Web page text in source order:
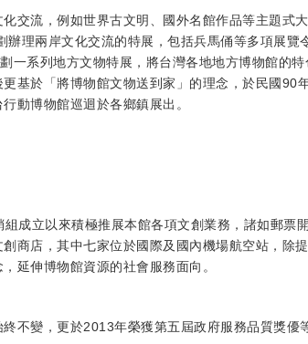
交流，例如世界古文明、國外名館作品等主題式
理兩岸文化交流的特展，包括兵馬俑等多項展
系列地方文物特展，將台灣各地地方博物館的
基於「將博物館文物送到家」的理念，於民國
動博物館巡迴於各鄉鎮展出。
成立以來積極推展本館各項文創業務，諸如郵票
商店，其中七家位於國際及國內機場航空站，除
延伸博物館資源的社會服務面向。
不變，更於2013年榮獲第五屆政府服務品質獎